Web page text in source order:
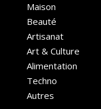
Maison
Beauté
Artisanat
Art & Culture
Alimentation
Techno
Autres